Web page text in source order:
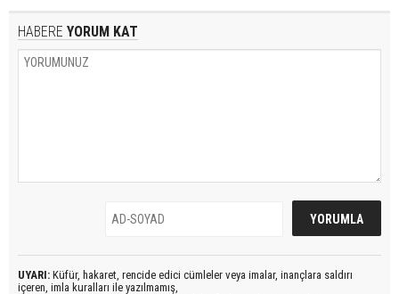
HABERE YORUM KAT
UYARI: Küfür, hakaret, rencide edici cümleler veya imalar, inançlara saldırı
içeren, imla kuralları ile yazılmamış,